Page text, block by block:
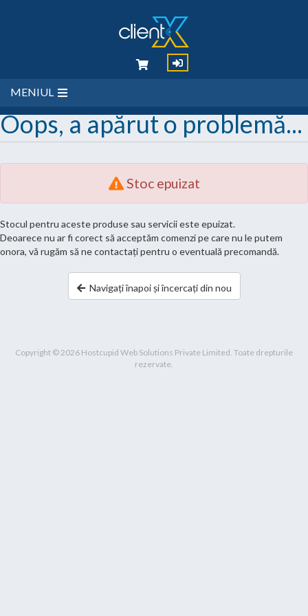
MENIUL
Oops, a apărut o problemă...
Stoc epuizat
Stocul pentru aceste produse sau servicii este epuizat.
Deoarece nu ar fi corect să acceptăm comenzi pe care nu le putem
onora, vă rugăm să ne contactați pentru o eventuală precomandă.
Navigați înapoi și încercați din nou
Copyright © 2026 Hostcupid Web Solutions Private Limited. Toate drepturile
rezervate.